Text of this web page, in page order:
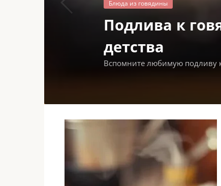
Блюда из говядины
Подлива к
детства
Вспомните любимую подливу